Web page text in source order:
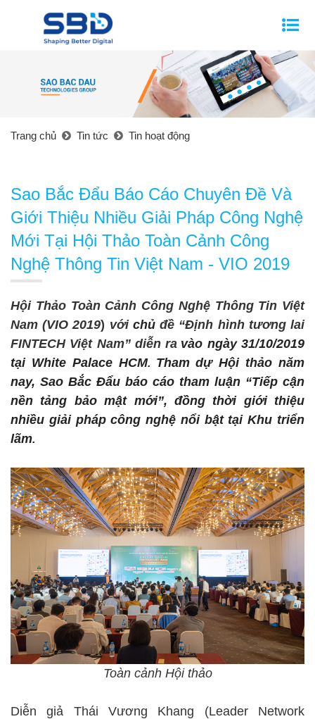
Trang chủ Tin tức Tin hoạt động
Sao Bắc Đẩu Báo Cáo Chuyên Đề Và
Giới Thiệu Nhiều Giải Pháp Công Nghệ
Mới Tại Hội Thảo Toàn Cảnh Công
Nghệ Thông Tin Việt Nam - VIO 2019
Hội Thảo Toàn Cảnh Công Nghệ Thông Tin Việt
Nam (VIO 2019) với chủđề “Định hình tươnglai
FINTECH Việt Nam” diễn ra vào ngày 31/10/2019
tại White Palace HCM. Tham dự Hội thảo năm
nay, Sao Bắc Đẩu báo cáo tham luận “Tiếp cận
nền tảng bảo mật mới”, đồng thời giới thiệu
nhiều giải pháp công nghệ nổi bật tại Khu triển
lãm.
Toàn cảnh Hội thảo
Diễn giả Thái Vương Khang (Leader Network